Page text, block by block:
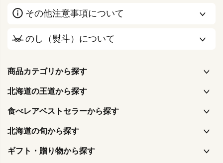
その他注意事項について
のし（熨斗）について
商品カテゴリから探す
北海道の王道から探す
食べレアベストセラーから探す
北海道の旬から探す
ギフト・贈り物から探す